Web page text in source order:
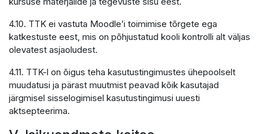
4.10. TTK ei vastuta Moodle’i toimimise tõrgete ega
katkestuste eest, mis on põhjustatud kooli kontrolli alt väljas
olevatest asjaoludest.
4.11. TTK-l on õigus teha kasutustingimustes ühepoolselt
muudatusi ja pärast muutmist peavad kõik kasutajad
järgmisel sisselogimisel kasutustingimusi uuesti
aktsepteerima.